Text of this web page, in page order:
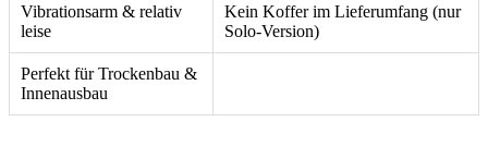
Vibrationsarm & relativ
leise
Kein Koffer im Lieferumfang (nur
Solo-Version)
Perfekt für Trockenbau &
Innenausbau